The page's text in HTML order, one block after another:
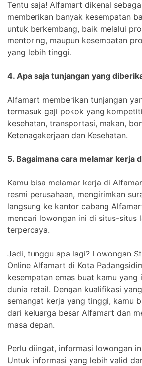
Tentu saja! Alfamart dikenal
memberikan banyak kesempatan
untuk berkembang, baik melalui
mentoring, maupun kesempatan
yang lebih tinggi.
4. Apa saja tunjangan yang
Alfamart memberikan tunjangan
termasuk gaji pokok yang
kesehatan, transportasi, makan,
Ketenagakerjaan dan Kesehatan.
5. Bagaimana cara melamar kerja
Kamu bisa melamar kerja di
resmi perusahaan, mengirimkan
langsung ke kantor cabang
mencari lowongan ini di situs-situs
terpercaya.
Jadi, tunggu apa lagi? Lowongan
Online Alfamart di Kota
kesempatan emas buat kamu yang
dunia retail. Dengan kualifikasi
semangat kerja yang tinggi, kamu
dari keluarga besar Alfamart dan
masa depan.
Perlu diingat, informasi lowongan
Untuk informasi yang lebih valid